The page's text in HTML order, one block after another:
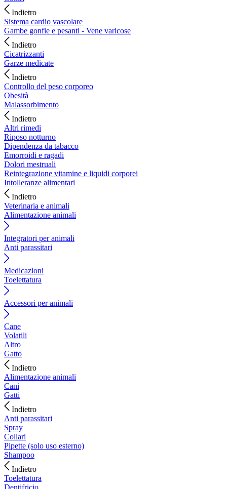
Indietro
Sistema cardio vascolare
Gambe gonfie e pesanti - Vene varicose
Indietro
Cicatrizzanti
Garze medicate
Indietro
Controllo del peso corporeo
Obesità
Malassorbimento
Indietro
Altri rimedi
Riposo notturno
Dipendenza da tabacco
Emorroidi e ragadi
Dolori mestruali
Reintegrazione vitamine e liquidi corporei
Intolleranze alimentari
Indietro
Veterinaria e animali
Alimentazione animali
Integratori per animali
Anti parassitari
Medicazioni
Toelettatura
Accessori per animali
Cane
Volatili
Altro
Gatto
Indietro
Alimentazione animali
Cani
Gatti
Indietro
Anti parassitari
Spray
Collari
Pipette (solo uso esterno)
Shampoo
Indietro
Toelettatura
Dentifricio